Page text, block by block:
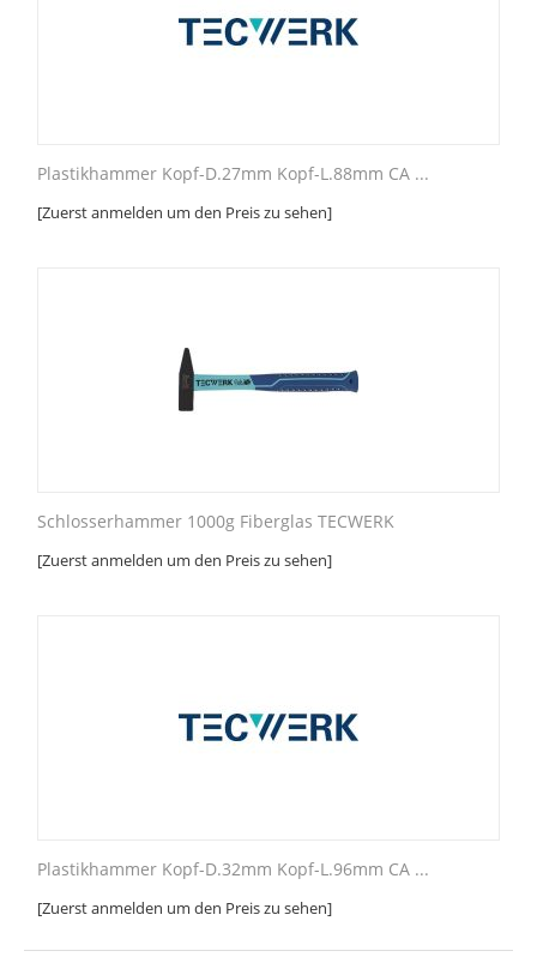
Plastikhammer Kopf-D.27mm Kopf-L.88mm CA ...
[Zuerst anmelden um den Preis zu sehen]
Schlosserhammer 1000g Fiberglas TECWERK
[Zuerst anmelden um den Preis zu sehen]
Plastikhammer Kopf-D.32mm Kopf-L.96mm CA ...
[Zuerst anmelden um den Preis zu sehen]